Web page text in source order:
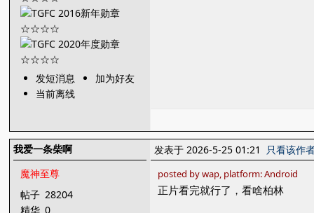
发短消息
加为好友
当前离线
我爱一条柴啊
魔神至尊
帖子 28204
精华 0
发表于 2026-5-25 01:21 只看该作
posted by wap, platform: Android
正片看完就行了，看啥柏林